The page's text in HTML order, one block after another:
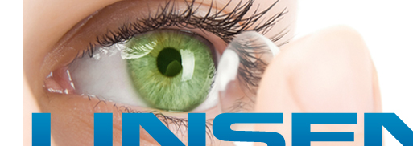
GÜNSTIGE KONTAKTLINSEN UND